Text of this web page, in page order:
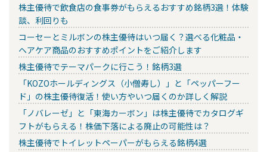
株主優待で飲食店の食事券がもらえるおすすめ銘柄3選！体験
談、利回りも
コーセーとミルボンの株主優待はいつ届く？選べる化粧品・
ヘアケア商品のおすすめポイントをご紹介します
株主優待でテーマパークに行こう！銘柄3選
「KOZOホールディングス（小僧寿し）」と「ペッパーフー
ド」の株主優待復活！使い方やいつ届くのか詳しく解説
「ノバレーゼ」と「東海カーボン」は株主優待でカタログギ
フトがもらえる！株価下落による廃止の可能性は？
株主優待でトイレットペーパーがもらえる銘柄4選